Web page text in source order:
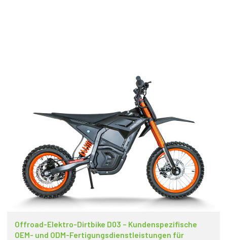
Offroad-Elektro-Dirtbike D03 – Kundenspezifische
OEM- und ODM-Fertigungsdienstleistungen für